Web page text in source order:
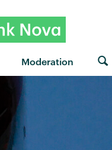
Moderation